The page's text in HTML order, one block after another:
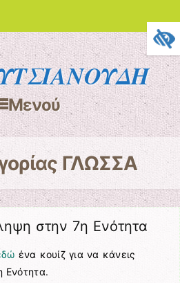
Μενού
ΓΛΩΣΣΑ
στην 7η Ενότητα
ένα κουίζ για να κάνεις
Ενότητα.